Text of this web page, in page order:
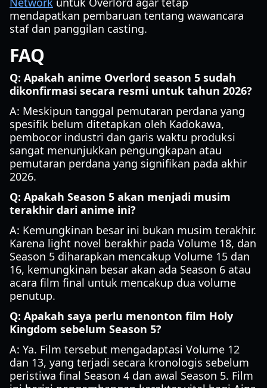
mendapatkan pembaruan tentang wawancara
staf dan panggilan casting.
FAQ
Q: Apakah anime Overlord season 5 sudah
dikonfirmasi secara resmi untuk tahun 2026?
A: Meskipun tanggal pemutaran perdana yang
spesifik belum ditetapkan oleh Kadokawa,
pembocor industri dan garis waktu produksi
sangat menunjukkan pengungkapan atau
pemutaran perdana yang signifikan pada akhir
2026.
Q: Apakah Season 5 akan menjadi musim
terakhir dari anime ini?
A: Kemungkinan besar ini bukan musim terakhir.
Karena light novel berakhir pada Volume 18, dan
Season 5 diharapkan mencakup Volume 15 dan
16, kemungkinan besar akan ada Season 6 atau
acara film final untuk mencakup dua volume
penutup.
Q: Apakah saya perlu menonton film Holy
Kingdom sebelum Season 5?
A: Ya. Film tersebut mengadaptasi Volume 12
dan 13, yang terjadi secara kronologis sebelum
peristiwa final Season 4 dan awal Season 5. Film